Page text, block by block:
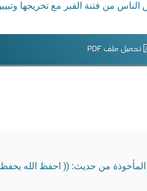
من فتنة القبر مع تخريجها
تحميل ملف PDF